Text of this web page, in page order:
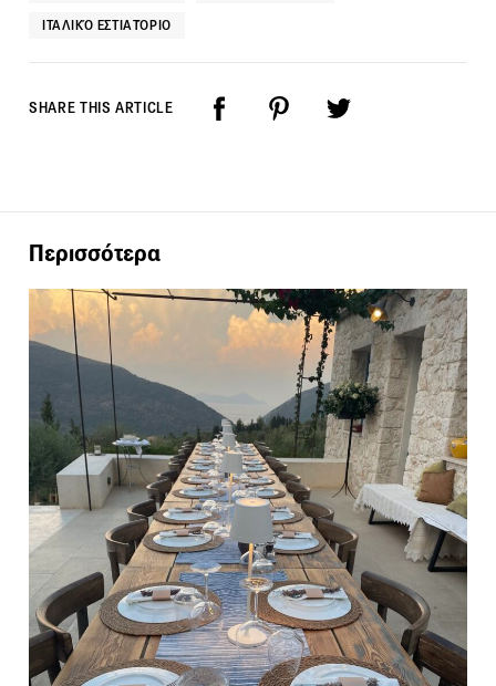
ΙΤΑΛΙΚΌ ΕΣΤΙΑΤΌΡΙΟ
SHARE THIS ARTICLE
Περισσότερα